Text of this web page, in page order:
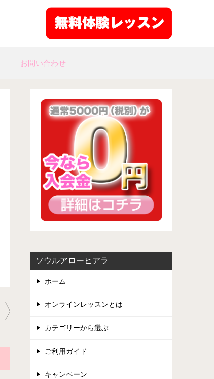
お問い合わせ
ソウルアローヒアラ
ホーム
オンラインレッスンとは
カテゴリーから選ぶ
ご利用ガイド
キャンペーン